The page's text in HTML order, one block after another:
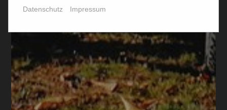
Datenschutz Impressum